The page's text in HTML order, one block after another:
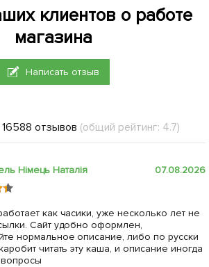
клиентов о работе
магазина
Написать отзыв
16588 отзывов (общий рейтинг: 4.7)
Німець Наталія 07.08.2026
как часики, уже несколько лет не
Сайт удобно оформлен,
нормальное описание, либо по русски
читать эту каша, и описание иногда